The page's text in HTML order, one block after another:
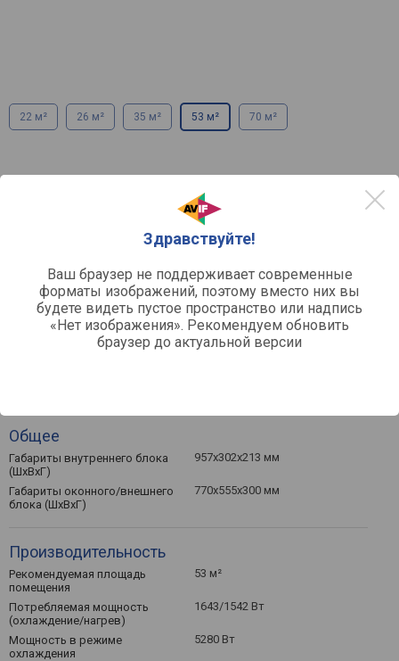
Здравствуйте!
Ваш браузер не поддерживает современные
форматы изображений, поэтому вместо них вы
будете видеть пустое пространство или надпись
«Нет изображения». Рекомендуем обновить
браузер до актуальной версии
22 м² 26 м² 35 м² 53 м² 70 м²
сплит-система
охлаждение/обогрев/
осушение/вентиляция
Комплектация
внутренний блок, внешний
блок
Кол-во внутренних блоков
1 шт
Общее
Габариты внутреннего блока
(ШхВхГ)
957x302x213 мм
Габариты оконного/внешнего
блока (ШхВхГ)
770x555x300 мм
Производительность
Рекомендуемая площадь
помещения
53 м²
Потребляемая мощность
(охлаждение/нагрев)
1643/1542 Вт
Мощность в режиме
охлаждения
5280 Вт